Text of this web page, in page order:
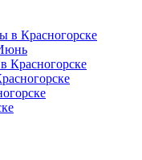
в Красногорске
Красногорске